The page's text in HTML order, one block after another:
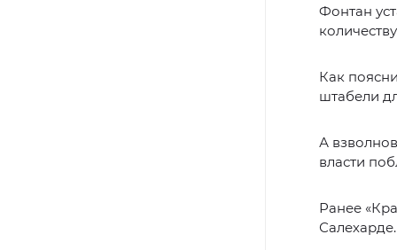
Фонтан
Как
штабели
А
власти
Ранее
Салехарде.